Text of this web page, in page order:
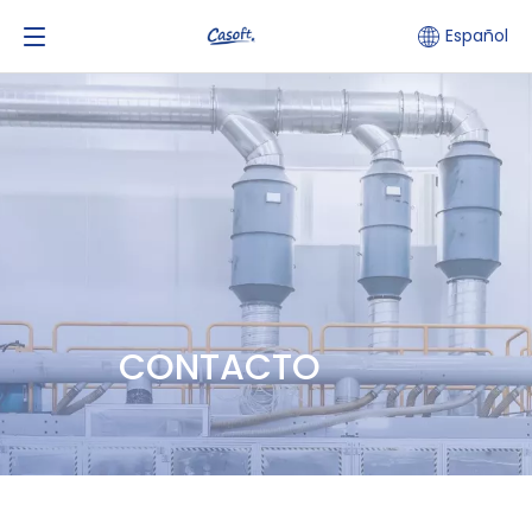
Español
CONTACTO